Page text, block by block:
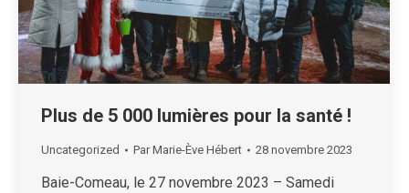
Plus de 5 000 lumières pour la santé !
Uncategorized ParMarie-Ève Hébert 28 novembre 2023
Baie-Comeau, le 27 novembre 2023 – Samedi